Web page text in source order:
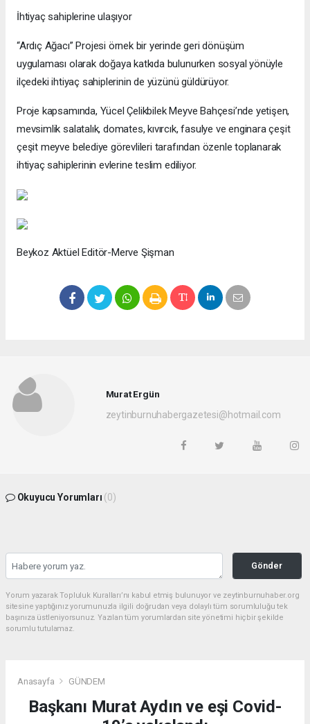
İhtiyaç sahiplerine ulaşıyor
“Ardıç Ağacı” Projesi örnek bir yerinde geri dönüşüm
uygulaması olarak doğaya katkıda bulunurken sosyal yönüyle
ilçedeki ihtiyaç sahiplerinin de yüzünü güldürüyor.
Proje kapsamında, Yücel Çelikbilek Meyve Bahçesi’nde yetişen,
mevsimlik salatalık, domates, kıvırcık, fasulye ve enginara çeşit
çeşit meyve belediye görevlileri tarafından özenle toplanarak
ihtiyaç sahiplerinin evlerine teslim ediliyor.
Beykoz Aktüel Editör-Merve Şişman
Murat Ergün
zeytinburnuhabergazetesi@hotmail.com
Okuyucu Yorumları (0)
Gönder
Yorum yazarak Topluluk Kuralları’nı kabul etmiş bulunuyor ve zeytinburnuhaber.org
sitesine yaptığınız yorumunuzla ilgili doğrudan veya dolaylı tüm sorumluluğu tek
başınıza üstleniyorsunuz. Yazılan tüm yorumlardan site yönetimi hiçbir şekilde
sorumlu tutulamaz.
Anasayfa GÜNDEM
Başkanı Murat Aydın ve eşi Covid-